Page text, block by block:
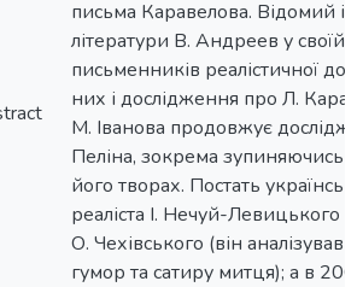
письма Каравелова. Відомий
літератури В. Андреев у
письменників реалістичної
них і дослідження про Л.
М. Іванова продовжує
Пеліна, зокрема зупиняючись
його творах. Постать
реаліста І. Нечуй-Левицького
О. Чехівського (він аналізував
гумор та сатиру митця); а в